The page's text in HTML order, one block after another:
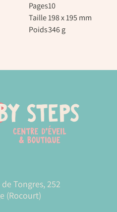
Pages10
Taille198 x 195 mm
Poids346 g
de Tongres, 252
(Rocourt)